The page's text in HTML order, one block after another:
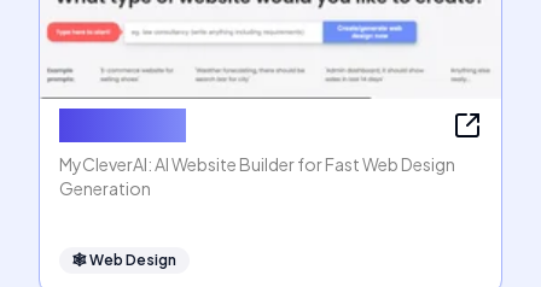
MyCleverAI: AI Website Builder for Fast Web Design
Generation
🕸Web Design